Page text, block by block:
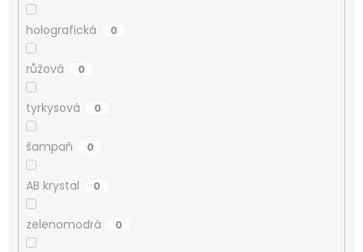
holografická 0
růžová 0
tyrkysová 0
šampaň 0
AB krystal 0
zelenomodrá 0